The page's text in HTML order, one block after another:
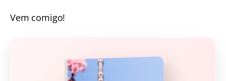
Vem comigo!